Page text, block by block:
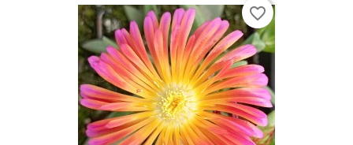
favorite_border